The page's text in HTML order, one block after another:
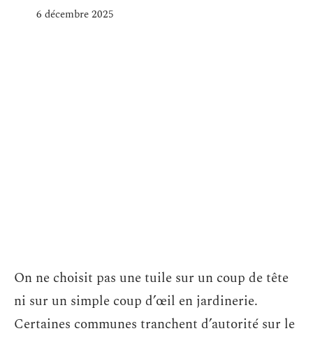
6 décembre 2025
On ne choisit pas une tuile sur un coup de tête
ni sur un simple coup d’œil en jardinerie.
Certaines communes tranchent d’autorité sur le